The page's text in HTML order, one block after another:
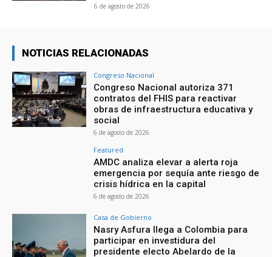
6 de agosto de 2026
NOTICIAS RELACIONADAS
Congreso Nacional
Congreso Nacional autoriza 371
contratos del FHIS para reactivar
obras de infraestructura educativa y
social
6 de agosto de 2026
Featured
AMDC analiza elevar a alerta roja
emergencia por sequía ante riesgo de
crisis hídrica en la capital
6 de agosto de 2026
Casa de Gobierno
Nasry Asfura llega a Colombia para
participar en investidura del
presidente electo Abelardo de la